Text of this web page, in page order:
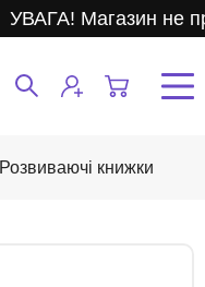
УВАГА! Магазин не
Розвиваючі книжки